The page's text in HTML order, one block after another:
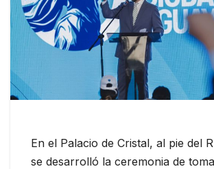
En el Palacio de Cristal, al pie del
se desarrolló la ceremonia de